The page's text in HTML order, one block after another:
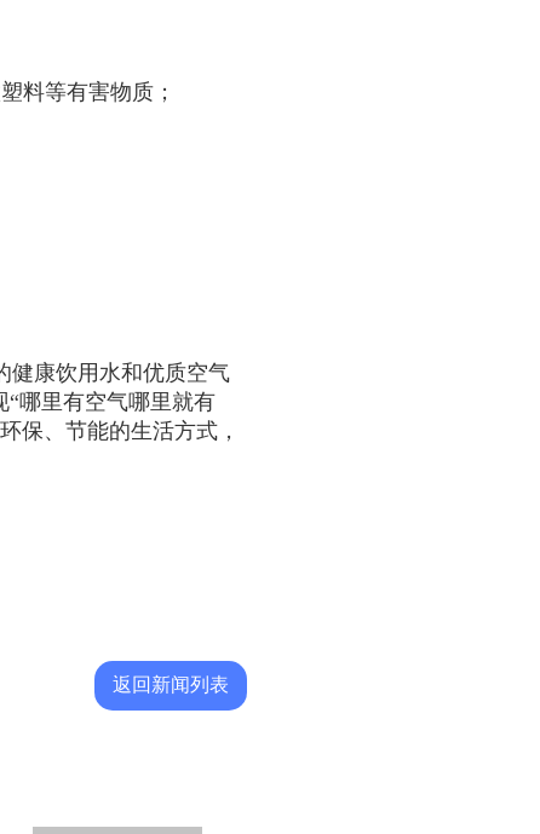
料等有害物质；
健康饮用水和优质空气
“哪里有空气哪里就有
保、节能的生活方式，
返回新闻列表